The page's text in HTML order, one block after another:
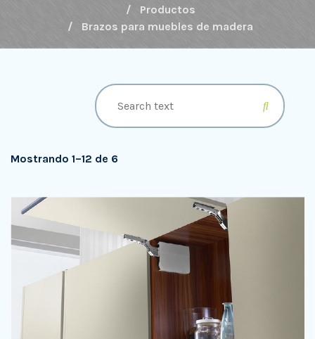
Productos
Brazos para muebles de madera
Mostrando 1–12 de 6